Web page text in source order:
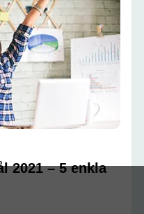
2021 – 5 enkla